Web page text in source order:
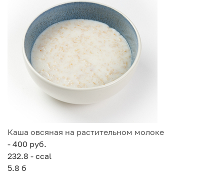
Каша овсяная на растительном молоке
- 400 руб.
232.8 - ccal
5.8 б